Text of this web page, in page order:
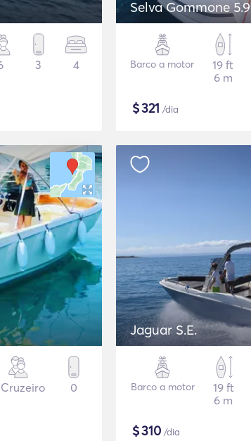
3 4
Selva Gommone 5.9
Barco a motor
19 ft
6 m
$321 /dia
0
Jaguar S.E.
Barco a motor
19 ft
6 m
$310 /dia